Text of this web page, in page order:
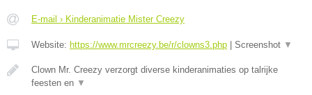
E-mail › Kinderanimatie Mister Creezy
Website: https://www.mrcreezy.be/r/clowns3.php Screenshot ▼
Clown Mr. Creezy verzorgt diverse kinderanimaties op talrijke
feesten en ▼